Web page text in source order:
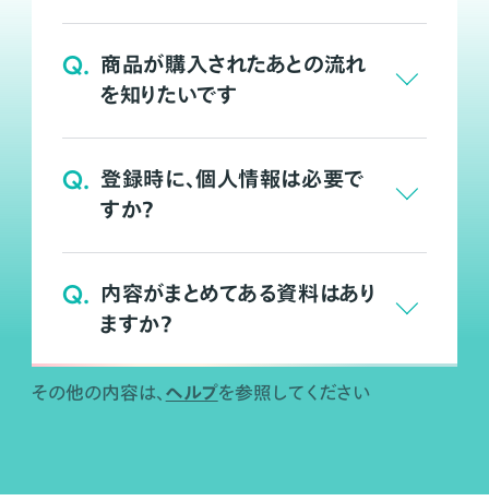
Q. 商品が購入されたあとの流れ
を知りたいです
Q. 登録時に、個人情報は必要で
すか？
Q. 内容がまとめてある資料はあり
ますか？
その他の内容は、 ヘルプを参照してください